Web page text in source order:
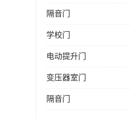
隔音门
学校门
电动提升门
变压器室门
隔音门